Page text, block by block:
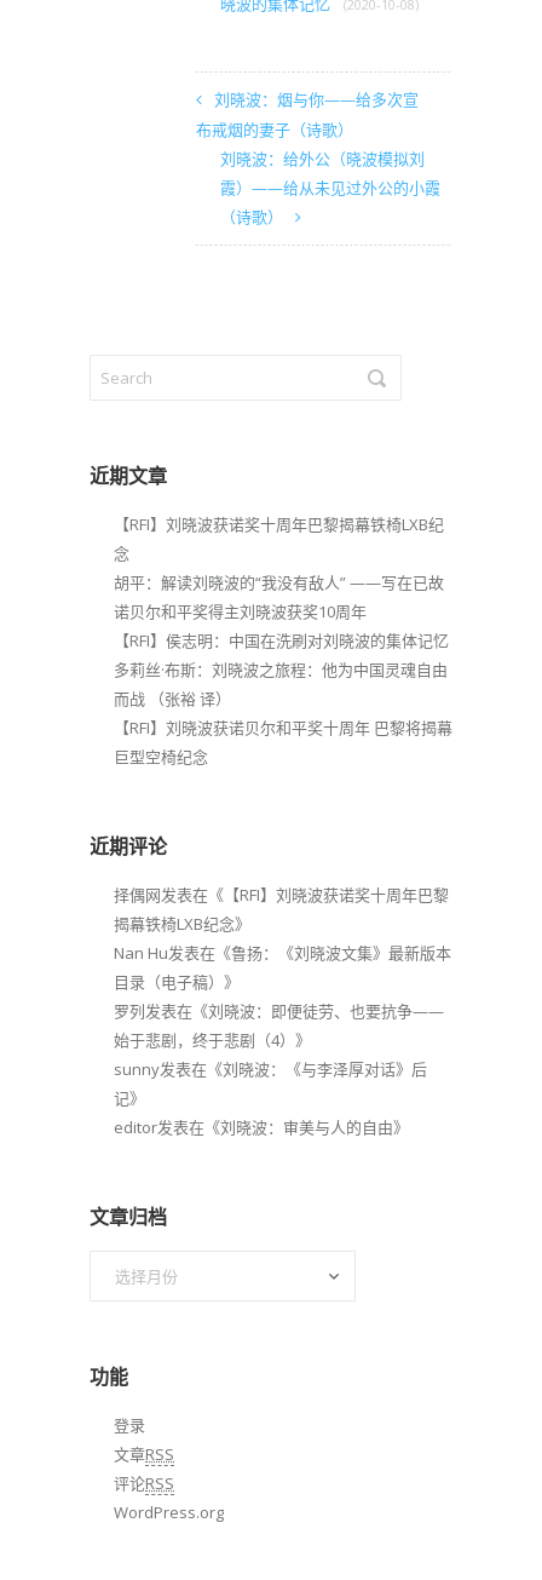
(2020-10-08)
刘晓波：烟与你——给多次宣
布戒烟的妻子（诗歌）
刘晓波：给外公（晓波模拟刘
霞）——给从未见过外公的小霞
（诗歌）
近期文章
【RFI】刘晓波获诺奖十周年巴黎揭幕铁椅LXB纪
念
胡平：解读刘晓波的“我没有敌人” ——写在已故
诺贝尔和平奖得主刘晓波获奖10周年
【RFI】侯志明：中国在洗刷对刘晓波的集体记忆
多莉丝·布斯：刘晓波之旅程：他为中国灵魂自由
而战 （张裕 译）
【RFI】刘晓波获诺贝尔和平奖十周年 巴黎将揭幕
巨型空椅纪念
近期评论
择偶网发表在《 【RFI】刘晓波获诺奖十周年巴黎
揭幕铁椅LXB纪念》
Nan Hu发表在《鲁扬：《刘晓波文集》最新版本
目录（电子稿） 》
罗列发表在《刘晓波：即便徒劳、也要抗争——
始于悲剧，终于悲剧（4） 》
sunny发表在《刘晓波：《与李泽厚对话》后
记》
editor发表在《刘晓波：审美与人的自由》
文章归档
功能
登录
文章RSS
评论RSS
WordPress.org